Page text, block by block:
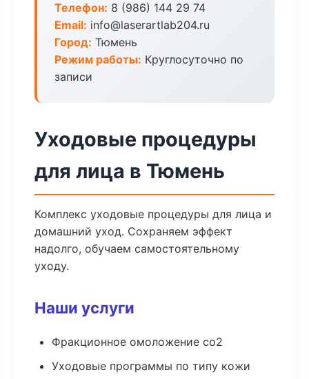
Телефон: 8 (986) 144 29 74
Email: info@laserartlab204.ru
Город: Тюмень
Режим работы: Круглосуточно по
записи
Уходовые процедуры
для лица в Тюмень
Комплекс уходовые процедуры для лица и
домашний уход. Сохраняем эффект
надолго, обучаем самостоятельному
уходу.
Наши услуги
Фракционное омоложение co2
Уходовые программы по типу кожи